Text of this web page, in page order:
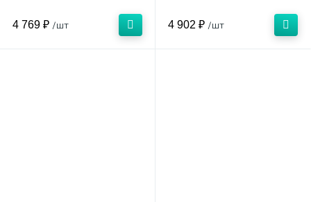
4 769 ₽ /шт 4 902 ₽ /шт